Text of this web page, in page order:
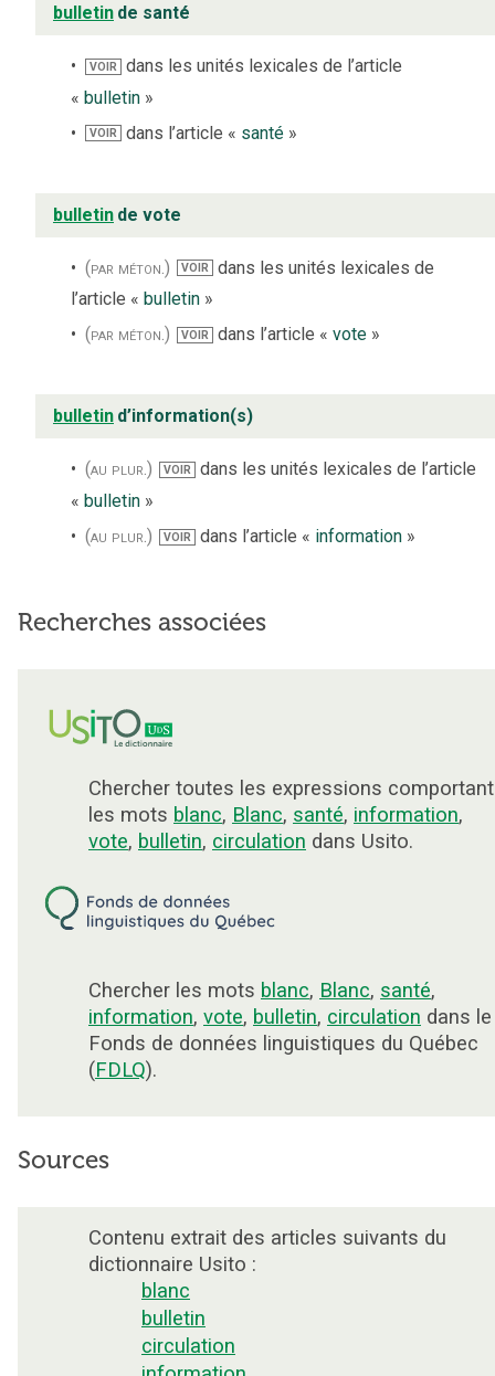
bulletin de santé
VOIR
dans les unités lexicales de l’article
« bulletin »
VOIR dans l’article « santé »
bulletin de vote
(par méton.) VOIR
dans les unités lexicales de
l’article « bulletin »
(par méton.)
VOIR dans l’article « vote»
bulletin d’information(s)
(au plur.) VOIR
dans les unités lexicales de l’article
« bulletin »
(au plur.)
VOIR dans l’article « information»
Recherches associées
Chercher toutes les expressions comportant
les mots blanc, Blanc, santé, information,
vote, bulletin, circulation dans Usito.
Chercher les mots blanc, Blanc, santé,
information, vote, bulletin, circulation dans le
Fonds de données linguistiques du Québec
(FDLQ).
Sources
Contenu extrait des articles suivants du
dictionnaire Usito :
blanc
bulletin
circulation